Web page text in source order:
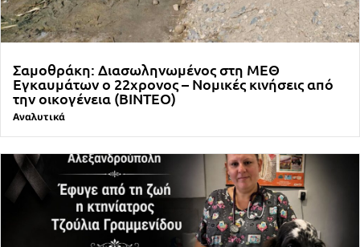
Σαμοθράκη: Διασωληνωμένος στη ΜΕΘ
Εγκαυμάτων ο 22χρονος – Νομικές κινήσεις από
την οικογένεια (ΒΙΝΤΕΟ)
Αναλυτικά